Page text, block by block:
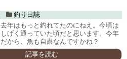
釣り日誌
年はもっと釣れてたのにねえ。今頃は
げく通っていた頃だと思います。今年
から、魚も自粛なんですかね？
記事を読む